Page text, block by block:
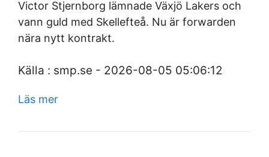
Victor Stjernborg lämnade Växjö Lakers och
vann guld med Skellefteå. Nu är forwarden
nära nytt kontrakt.
Källa : smp.se - 2026-08-05 05:06:12
Läs mer